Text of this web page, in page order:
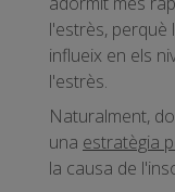
l'estrès, perquè
influeix en els
l'estrès.
Naturalment,
una estratègia
la causa de